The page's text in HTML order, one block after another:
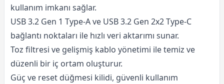
kullanım imkanı sağlar.
USB 3.2 Gen 1 Type-A ve USB 3.2 Gen 2x2 Type-C
bağlantı noktaları ile hızlı veri aktarımı sunar.
Toz filtresi ve gelişmiş kablo yönetimi ile temiz ve
düzenli bir iç ortam oluşturur.
Güç ve reset düğmesi kilidi, güvenli kullanım